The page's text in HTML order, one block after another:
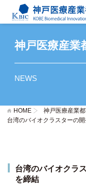
神戸医療産業
NEWS
HOME
神戸医療産業
台湾のバイオクラスターの
台湾のバイオクラ
を締結